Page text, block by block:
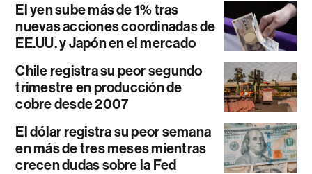
El yen sube más de 1% tras
nuevas acciones coordinadas de
EE.UU. y Japón en el mercado
Chile registra su peor segundo
trimestre en producción de
cobre desde 2007
El dólar registra su peor semana
en más de tres meses mientras
crecen dudas sobre la Fed